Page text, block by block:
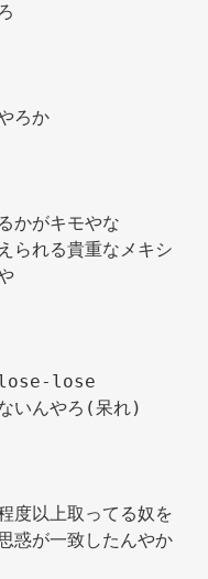
ろか
かがキモやな
られる貴重なメキシ
lose-lose
いんやろ(呆れ)
度以上取ってる奴を
惑が一致したんやか